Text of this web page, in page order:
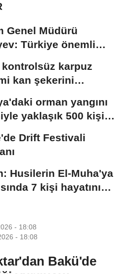
Genel Müdürü
Türkiye önemli
kontrolsüz karpuz
kan şekerini
orman yangını
yaklaşık 500 kişi
Drift Festivali
Husilerin El-Muha'ya
7 kişi hayatını
- 18:08
- 18:08
Bakü'de